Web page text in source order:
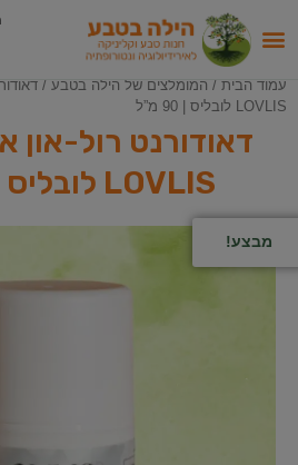
עמוד הבית / המומלצים של הילה בטבע /
LOVLIS לובליס | 90 מ”ל
דאודורנט רול-און
LOVLIS לובליס | 90 מ”ל
מבצע!